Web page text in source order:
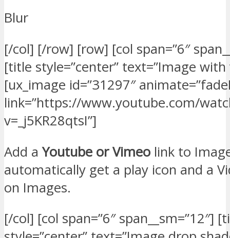
Blur
[/col] [/row] [row] [col span=”6″
[title style=”center” text=”Image with
[ux_image id=”31297″
link=”https://www.youtube.com/
v=_j5KR28qtsI”]
Add aYoutube or Vimeo link to
automatically get a play icon and a
on Images.
[/col] [col span=”6″ span__sm=”12″]